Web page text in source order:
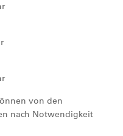
von den
nach Notwendigkeit